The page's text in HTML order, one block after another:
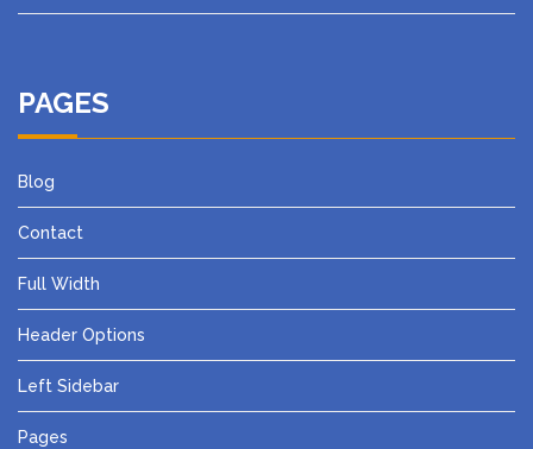
PAGES
Blog
Contact
Full Width
Header Options
Left Sidebar
Pages